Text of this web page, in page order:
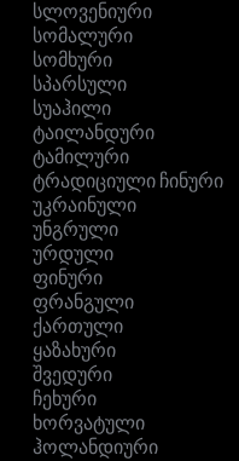
სლოვენიური
სომალური
სომხური
სპარსული
სუაჰილი
ტაილანდური
ტამილური
ტრადიციული ჩინური
უკრაინული
უნგრული
ურდული
ფინური
ფრანგული
ქართული
ყაზახური
შვედური
ჩეხური
ხორვატული
ჰოლანდიური